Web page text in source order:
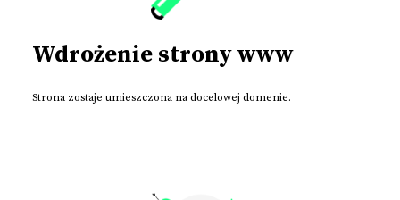
Wdrożenie strony www
Strona zostaje umieszczona na docelowej domenie.